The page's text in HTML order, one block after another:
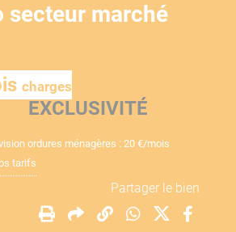
secteur marché
charges
EXCLUSIVITÉ
ordures ménagères : 20 €/mois
tarifs
Partager le bien